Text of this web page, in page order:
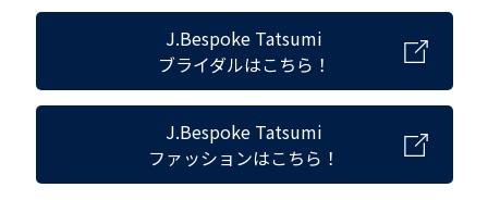
J.Bespoke Tatsumi
ブライダルはこちら！
J.Bespoke Tatsumi
ファッションはこちら！